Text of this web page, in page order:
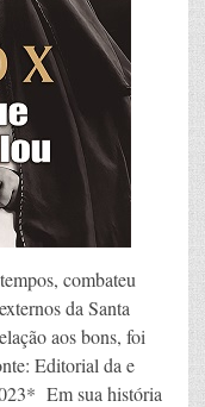
combateu
da Santa
aos bons, foi
Editorial da e
Em sua história